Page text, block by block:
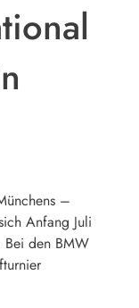
–
Anfang Juli
Bei den BMW